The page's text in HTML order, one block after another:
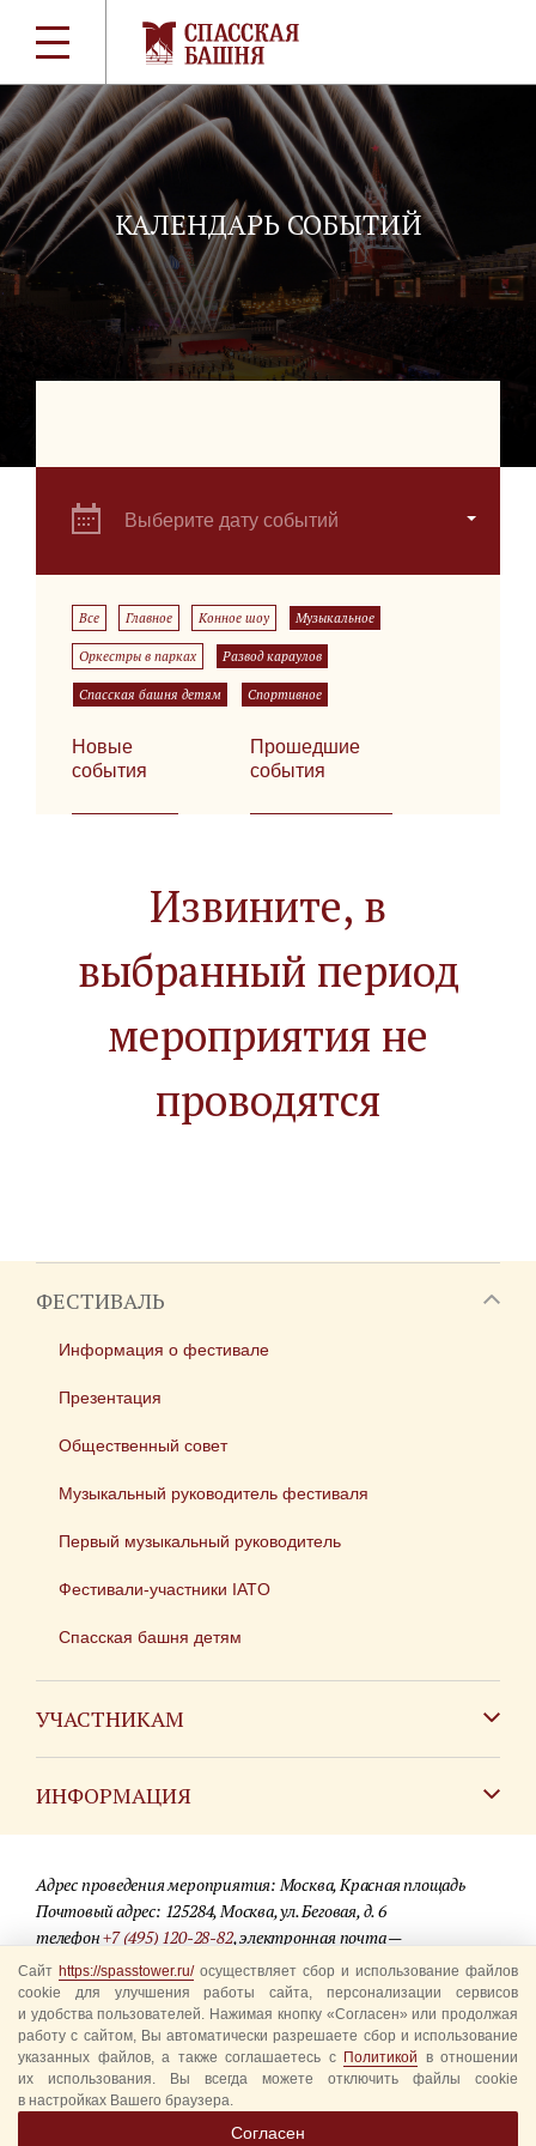
КАЛЕНДАРЬ СОБЫТИЙ
Выберите дату событий
Все Главное Конное шоу Музыкальное
Оркестры в парках Развод караулов
Спасская башня детям Спортивное
Новые
события
Прошедшие
события
Извините, в
выбранный период
мероприятия не
проводятся
ФЕСТИВАЛЬ
Информация о фестивале
Презентация
Общественный совет
Музыкальный руководитель фестиваля
Первый музыкальный руководитель
Фестивали-участники IATO
Спасская башня детям
УЧАСТНИКАМ
ИНФОРМАЦИЯ
Для СМИ
Где купить билеты
Акции
Вопрос-ответ
Правила посещения
Уполномоченные представители
Адрес проведения мероприятия: Москва, Красная площадь
Почтовый адрес: 125284, Москва, ул. Беговая, д. 6
телефон+7 (495) 120-28-82, электронная почта —
info@spasstower.ru
© 2009-2025 Официальный сайт фестиваля «Спасская башня»
Разработка сайта —студия «Сибирикс»
Сайт https://spasstower.ru/осуществляет сбор и использование файлов
cookie для улучшения работы сайта, персонализации сервисов
и удобства пользователей. Нажимая кнопку «Согласен» или продолжая
работу с сайтом, Вы автоматически разрешаете сбор и использование
указанных файлов, а также соглашаетесь с Политикой в отношении
их использования. Вы всегда можете отключить файлы cookie
в настройках Вашего браузера.
Согласен